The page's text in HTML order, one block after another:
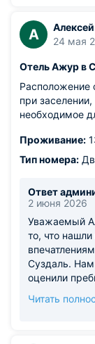
А
Алексей
24 мая
Отель Ажур в
Расположение
при
необходимое
Проживание:
Тип номера:
Ответ
2 июня 2026
Уважаемый
то, что
Суздаль. Нам
оценили
уважением,
Читать